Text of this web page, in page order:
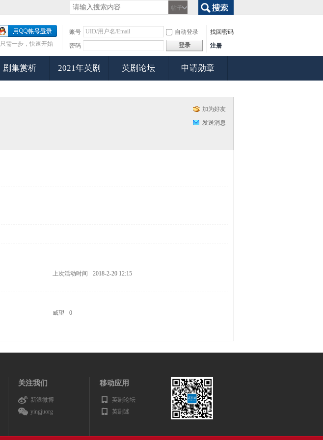
帖子
账号
自动登录
找回密码
密码
登录 注册
只需一步，快速开始
剧集赏析 2021年英剧 英剧论坛 申请勋章
加为好友
发送消息
上次活动时间
2018-2-20 12:15
威望
0
关注我们
新浪微博
yingjuorg
移动应用
英剧论坛
英剧迷